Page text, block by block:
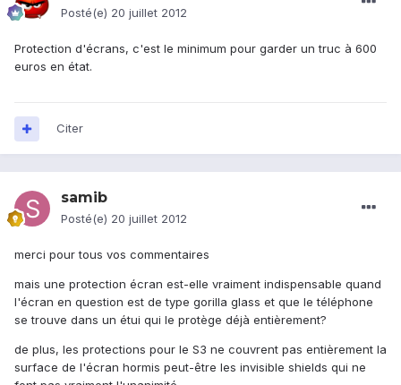
Posté(e) 20 juillet 2012
Protection d'écrans, c'est le minimum pour garder un truc à 600
euros en état.
Citer
samib
Posté(e) 20 juillet 2012
merci pour tous vos commentaires
mais une protection écran est-elle vraiment indispensable quand
l'écran en question est de type gorilla glass et que le téléphone
se trouve dans un étui qui le protège déjà entièrement?
de plus, les protections pour le S3 ne couvrent pas entièrement la
surface de l'écran hormis peut-être les invisible shields qui ne